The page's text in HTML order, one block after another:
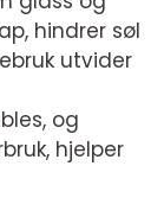
hindrer søl
utvider
og
hjelper